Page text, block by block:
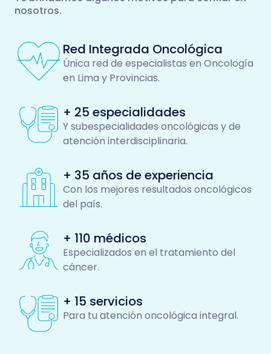
nosotros.
Red Integrada Oncológica
Única red de especialistas en Oncología
en Lima y Provincias.
+ 25 especialidades
Y subespecialidades oncológicas y de
atención interdisciplinaria.
+ 35 años de experiencia
Con los mejores resultados oncológicos
del país.
+ 110 médicos
Especializados en el tratamiento del
cáncer.
+ 15 servicios
Para tu atención oncológica integral.